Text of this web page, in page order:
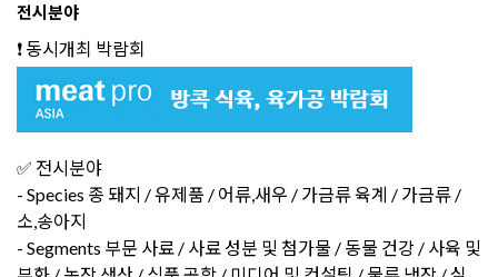
전시분야
❗ 동시개최 박람회
✅ 전시분야
- Species 종 돼지 / 유제품 / 어류,새우 / 가금류 육계 / 가금류 /
소,송아지
- Segments 부문 사료 / 사료 성분 및 첨가물 / 동물 건강 / 사육 및